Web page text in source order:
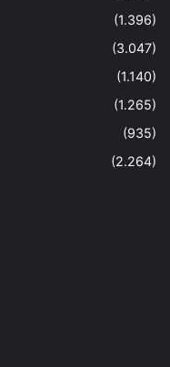
(1.396)
(3.047)
(1.140)
(1.265)
(935)
(2.264)